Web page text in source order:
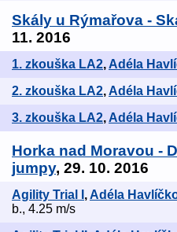
Skály u Rýmařova -
11. 2016
1. zkouška LA2, Adéla
2. zkouška LA2,Adéla
3. zkouška LA2, Adéla
Horka nad Moravou -
jumpy, 29. 10. 2016
Agility Trial I ,Adéla
b., 4.25 m/s